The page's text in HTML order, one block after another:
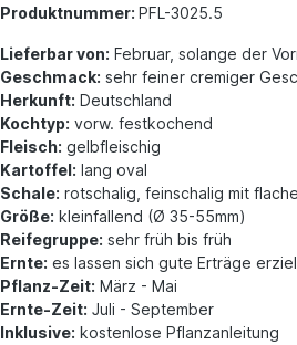
Produktnummer: PFL-3025.5
Lieferbar von: Februar, solange der
Geschmack: sehr feiner cremiger
Herkunft: Deutschland
Kochtyp: vorw. festkochend
Fleisch: gelbfleischig
Kartoffel: lang oval
Schale: rotschalig, feinschalig mit
Größe: kleinfallend (Ø 35-55mm)
Reifegruppe: sehr früh bis früh
Ernte: es lassen sich gute Erträge
Pflanz-Zeit: März - Mai
Ernte-Zeit: Juli - September
Inklusive: kostenlose Pflanzanleitung